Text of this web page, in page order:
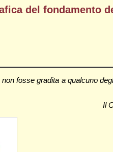
del fondamento
fosse gradita a qualcuno
Il